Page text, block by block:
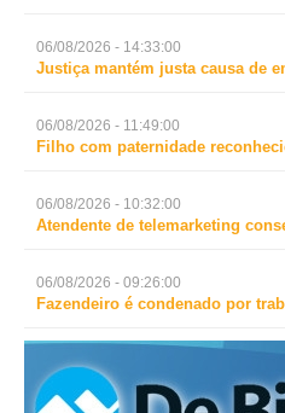
06/08/2026 - 14:33:00
Justiça mantém justa causa de
06/08/2026 - 11:49:00
Filho com paternidade
06/08/2026 - 10:32:00
Atendente de telemarketing
06/08/2026 - 09:26:00
Fazendeiro é condenado por